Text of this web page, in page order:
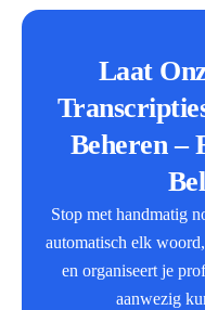
Laat
Beheren –
Stop met handmatig
automatisch elk
en organiseert je
aanwezig